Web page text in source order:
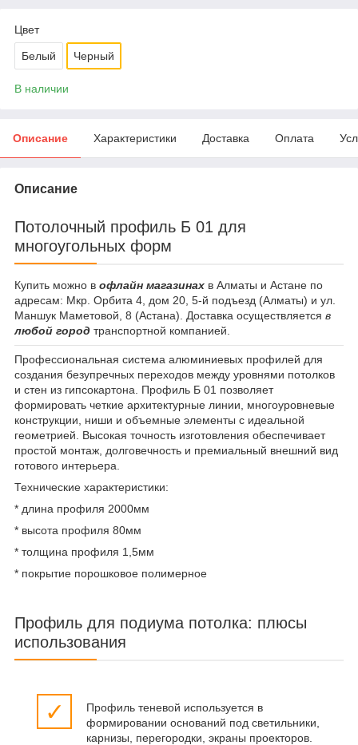
Цвет
Белый Черный
В наличии
Описание Характеристики Доставка Оплата
Описание
Потолочный профиль Б 01 для
многоугольных форм
Купить можно в офлайн магазинах в Алматы и Астане по
адресам: Мкр. Орбита 4, дом 20, 5-й подъезд (Алматы) и ул.
Маншук Маметовой, 8 (Астана). Доставка осуществляется в
любой город транспортной компанией.
Профессиональная система алюминиевых профилей для
создания безупречных переходов между уровнями потолков
и стен из гипсокартона. Профиль Б 01 позволяет
формировать четкие архитектурные линии, многоуровневые
конструкции, ниши и объемные элементы с идеальной
геометрией. Высокая точность изготовления обеспечивает
простой монтаж, долговечность и премиальный внешний вид
готового интерьера.
Технические характеристики:
* длина профиля 2000мм
* высота профиля 80мм
* толщина профиля 1,5мм
* покрытие порошковое полимерное
Профиль для подиума потолка: плюсы
использования
✓
Профиль теневой используется в
формировании оснований под светильники,
карнизы, перегородки, экраны проекторов.